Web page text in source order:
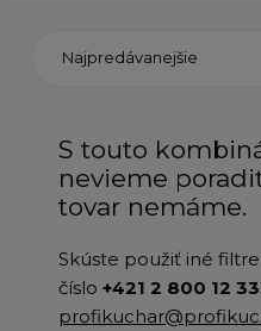
Najpredávanejšie
S touto
nevieme
tovar nemáme.
Skúste použiť iné
číslo +421 2 800 12